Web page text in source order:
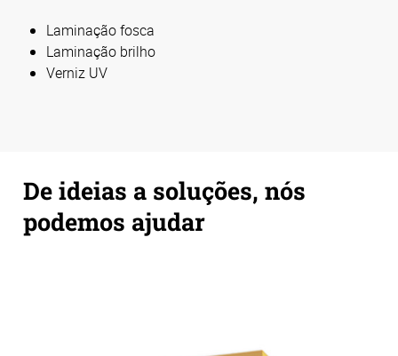
Laminação fosca
Laminação brilho
Verniz UV
De ideias a soluções, nós
podemos ajudar